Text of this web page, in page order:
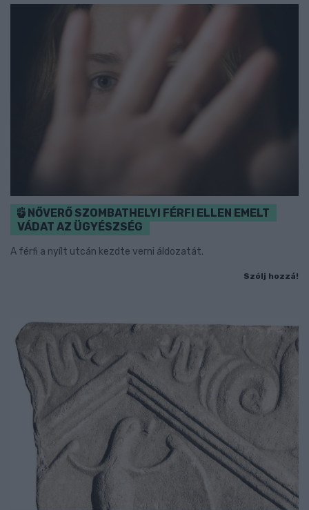
NŐVERŐ SZOMBATHELYI FÉRFI ELLEN EMELT
VÁDAT AZ ÜGYÉSZSÉG
A férfi a nyílt utcán kezdte verni áldozatát.
Szólj hozzá!